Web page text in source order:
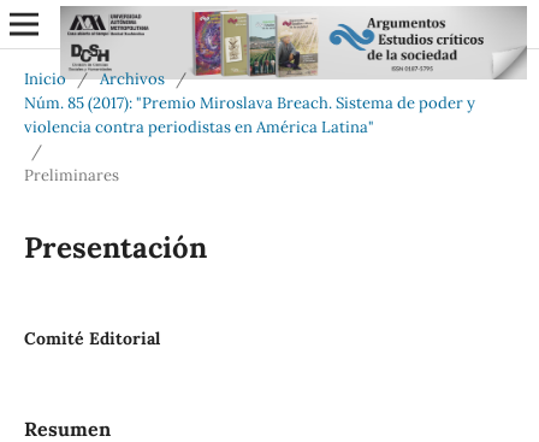
Inicio / Archivos /
Núm. 85 (2017): "Premio Miroslava Breach. Sistema de poder y
violencia contra periodistas en América Latina"
/
Preliminares
Presentación
Comité Editorial
Resumen